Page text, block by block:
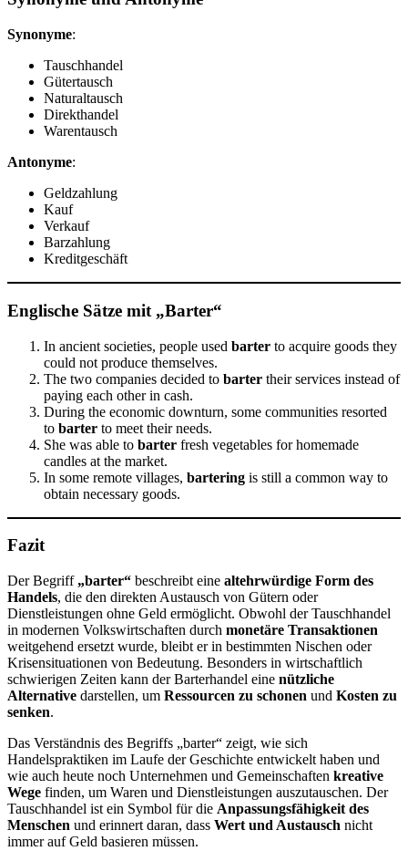
Synonyme:
Tauschhandel
Gütertausch
Naturaltausch
Direkthandel
Warentausch
Antonyme:
Geldzahlung
Kauf
Verkauf
Barzahlung
Kreditgeschäft
Englische Sätze mit „Barter“
In ancient societies, people used barter to acquire goods they
could not produce themselves.
The two companies decided to barter their services instead of
paying each other in cash.
During the economic downturn, some communities resorted
to barter to meet their needs.
She was able to barter fresh vegetables for homemade
candles at the market.
In some remote villages, bartering is still a common way to
obtain necessary goods.
Fazit
Der Begriff „barter“ beschreibt eine altehrwürdige Form des
Handels, die den direkten Austausch von Gütern oder
Dienstleistungen ohne Geld ermöglicht. Obwohl der Tauschhandel
in modernen Volkswirtschaften durch monetäre Transaktionen
weitgehend ersetzt wurde, bleibt er in bestimmten Nischen oder
Krisensituationen von Bedeutung. Besonders in wirtschaftlich
schwierigen Zeiten kann der Barterhandel eine nützliche
Alternative darstellen, um Ressourcen zu schonen und Kosten zu
senken.
Das Verständnis des Begriffs „barter“ zeigt, wie sich
Handelspraktiken im Laufe der Geschichte entwickelt haben und
wie auch heute noch Unternehmen und Gemeinschaften kreative
Wege finden, um Waren und Dienstleistungen auszutauschen. Der
Tauschhandel ist ein Symbol für die Anpassungsfähigkeit des
Menschen und erinnert daran, dass Wert und Austausch nicht
immer auf Geld basieren müssen.